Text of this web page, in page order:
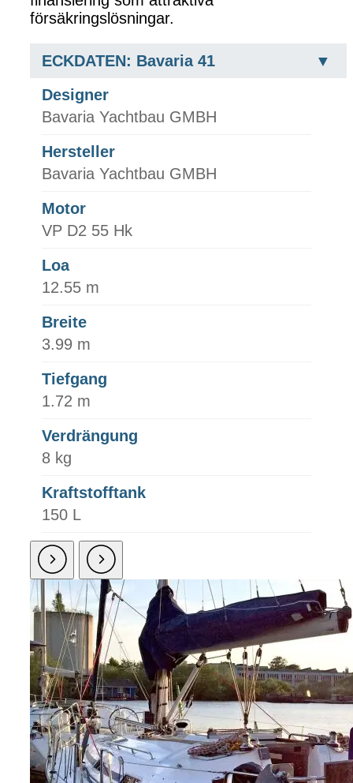
försäkringslösningar.
ECKDATEN: Bavaria 41
Designer
Bavaria Yachtbau GMBH
Hersteller
Bavaria Yachtbau GMBH
Motor
VP D2 55 Hk
Loa
12.55 m
Breite
3.99 m
Tiefgang
1.72 m
Verdrängung
8 kg
Kraftstofftank
150 L